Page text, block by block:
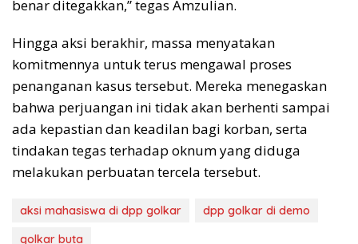
benar ditegakkan,” tegas Amzulian.
Hingga aksi berakhir, massa menyatakan
komitmennya untuk terus mengawal proses
penanganan kasus tersebut. Mereka menegaskan
bahwa perjuangan ini tidak akan berhenti sampai
ada kepastian dan keadilan bagi korban, serta
tindakan tegas terhadap oknum yang diduga
melakukan perbuatan tercela tersebut.
aksi mahasiswa di dpp golkar
dpp golkar di demo
golkar buta